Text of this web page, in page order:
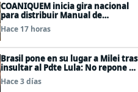
COANIQUEM inicia gira nacional
para distribuir Manual de
Quemaduras a profesionales de la
salud
Hace 17 horas
Brasil pone en su lugar a Milei tras
insultar al Pdte Lula: No repone al
embajador en BBSS y rebaja la
relación bilateral
Hace 3 días